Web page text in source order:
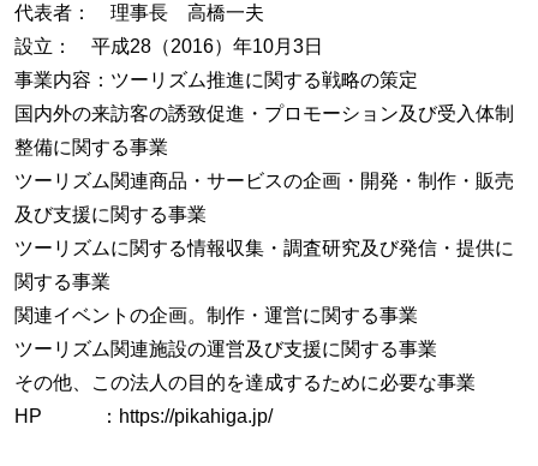
代表者： 理事長 高橋一夫
設立： 平成28（2016）年10月3日
事業内容：ツーリズム推進に関する戦略の策定
国内外の来訪客の誘致促進・プロモーション及び受入体制
整備に関する事業
ツーリズム関連商品・サービスの企画・開発・制作・販売
及び支援に関する事業
ツーリズムに関する情報収集・調査研究及び発信・提供に
関する事業
関連イベントの企画。制作・運営に関する事業
ツーリズム関連施設の運営及び支援に関する事業
その他、この法人の目的を達成するために必要な事業
HP ：https://pikahiga.jp/